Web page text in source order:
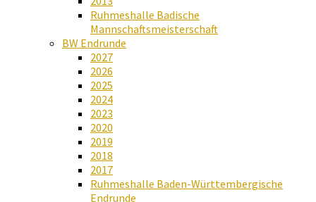
Ruhmeshalle Badische
Mannschaftsmeisterschaft
BW Endrunde
2027
2026
2025
2024
2023
2020
2019
2018
2017
Ruhmeshalle Baden-Württembergische
Endrunde